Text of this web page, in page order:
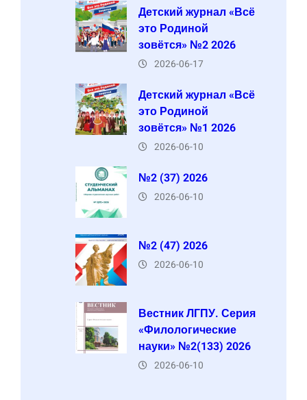
Детский журнал «Всё
это Родиной
зовётся» №2 2026
2026-06-17
Детский журнал «Всё
это Родиной
зовётся» №1 2026
2026-06-10
№2 (37) 2026
2026-06-10
№2 (47) 2026
2026-06-10
Вестник ЛГПУ. Серия
«Филологические
науки» №2(133) 2026
2026-06-10